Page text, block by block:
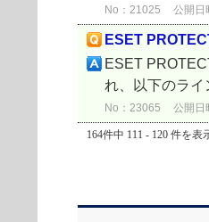
No：21025 公開日
ESET
ESET
れ、以下のラ
No：23065 公開日
164件中 111 - 120 件を表